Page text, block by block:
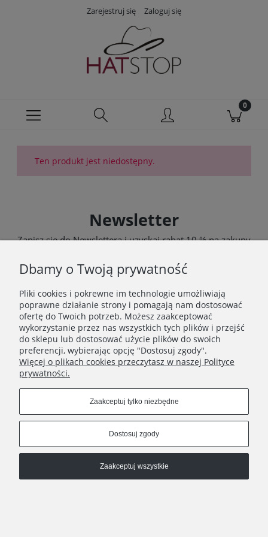
Zarejestruj się Zaloguj się
Ten produkt jest niedostępny.
Newsletter
Zapisz się do Newslettera i uzyskaj rabat 10 % na zakupy
Zapisując się do Newslettera wyrażasz zgodę na
przetwarzanie Twoich danych osobowych zgodnie z
Polityką prywatności oraz otrzymywanie drogą
elektroniczną informacji handlowej zgodnie z
Regulaminem Newslettera.
Dbamy o Twoją prywatność
Pliki cookies i pokrewne im technologie umożliwiają
poprawne działanie strony i pomagają nam dostosować
ofertę do Twoich potrzeb. Możesz zaakceptować
wykorzystanie przez nas wszystkich tych plików i przejść
do sklepu lub dostosować użycie plików do swoich
preferencji, wybierając opcję "Dostosuj zgody".
Więcej o plikach cookies przeczytasz w naszej Polityce
prywatności.
Zaakceptuj tylko niezbędne
Dostosuj zgody
Zaakceptuj wszystkie